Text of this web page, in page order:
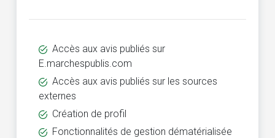
Accès aux avis publiés sur
E.marchespublis.com
Accès aux avis publiés sur les sources
externes
Création de profil
Fonctionnalités de gestion dématérialisée